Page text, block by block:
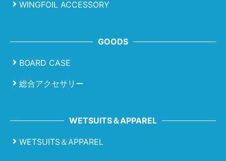
WINGFOIL ACCESSORY
GOODS
BOARD CASE
総合アクセサリー
WETSUITS＆APPAREL
WETSUITS＆APPAREL